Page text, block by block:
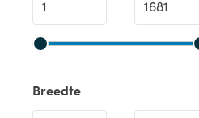
Breedte